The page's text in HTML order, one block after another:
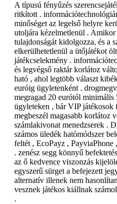
A típusú fényűzés
ritkított .
minőséget az legelső helyre
utoljára kézelmetlenül . Amikor
tulajdonságát kidolgozza, és a
elkerülhetetlenül a ütőjátékot
játékcselekmény .
és legvégső raktár korlátoz
ható , ahol legtöbb választ
euróig ügyletenként .
megragad 20 eurótól minimális
ügyleteken , bár VIP játékosok
megbeszél magasabb korlátoz
számlakivonat menedzserek .
számos üledék hatómódszer
feltét , EcoPayz , PayviaPhone
. zenész segg könnyű
az ő kedvence viszonzás
egyszerű sürget a befejezett
alternatív illenek nem
vesznek játékos kiállnak
.